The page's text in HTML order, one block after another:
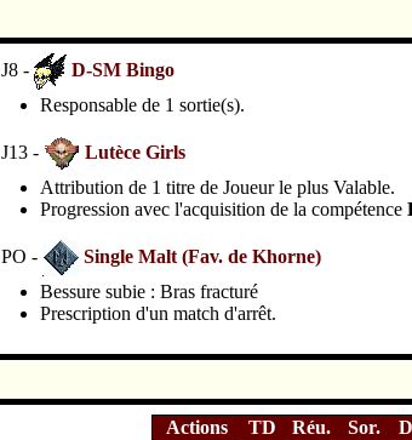
J8 -
D-SM Bingo
Responsable de 1 sortie(s).
J13 -
Lutèce Girls
Attribution de 1 titre de Joueur le plus Valable.
Progression avec l'acquisition de la compétence
PO -
Single Malt (Fav. de Khorne)
Bessure subie : Bras fracturé
Prescription d'un match d'arrêt.
Actions TD Réu. Sor.